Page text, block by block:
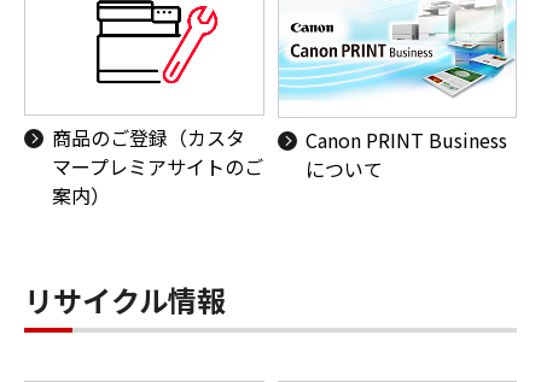
商品のご登録（カスタ
マープレミアサイトのご
案内）
Canon PRINT Business
について
リサイクル情報